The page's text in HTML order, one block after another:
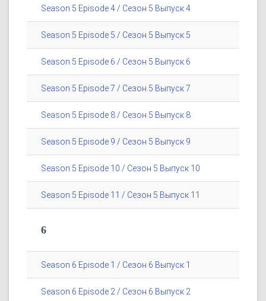
Season 5 Episode 4 / Сезон 5 Выпуск 4
Season 5 Episode 5 / Сезон 5 Выпуск 5
Season 5 Episode 6 / Сезон 5 Выпуск 6
Season 5 Episode 7 / Сезон 5 Выпуск 7
Season 5 Episode 8 / Сезон 5 Выпуск 8
Season 5 Episode 9 / Сезон 5 Выпуск 9
Season 5 Episode 10 / Сезон 5 Выпуск 10
Season 5 Episode 11 / Сезон 5 Выпуск 11
6
Season 6 Episode 1 / Сезон 6 Выпуск 1
Season 6 Episode 2 / Сезон 6 Выпуск 2